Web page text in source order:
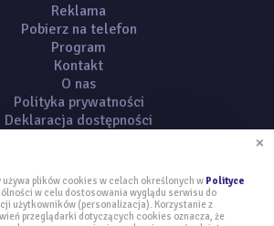
Reklama
Pobierz na telefon
Program
Kontakt
O nas
Polityka prywatności
Deklaracja dostępności
×
plików cookies w celach określonych w Polityce
w celu dostosowania wyglądu serwisu do
użytkowników (personalizacja). Korzystanie z
przeglądarki dotyczących cookies oznacza, że